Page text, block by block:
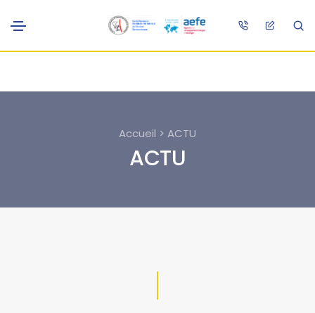
Accueil > ACTU
ACTU